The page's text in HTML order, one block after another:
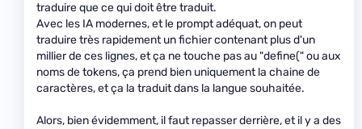
traduire que ce qui doit être traduit.
Avec les IA modernes, et le prompt adéquat, on peut
traduire très rapidement un fichier contenant plus d'un
millier de ces lignes, et ça ne touche pas au "define(" ou aux
noms de tokens, ça prend bien uniquement la chaine de
caractères, et ça la traduit dans la langue souhaitée.
Alors, bien évidemment, il faut repasser derrière, et il y a des